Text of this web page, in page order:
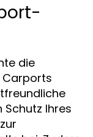
die
Carports
Ihres